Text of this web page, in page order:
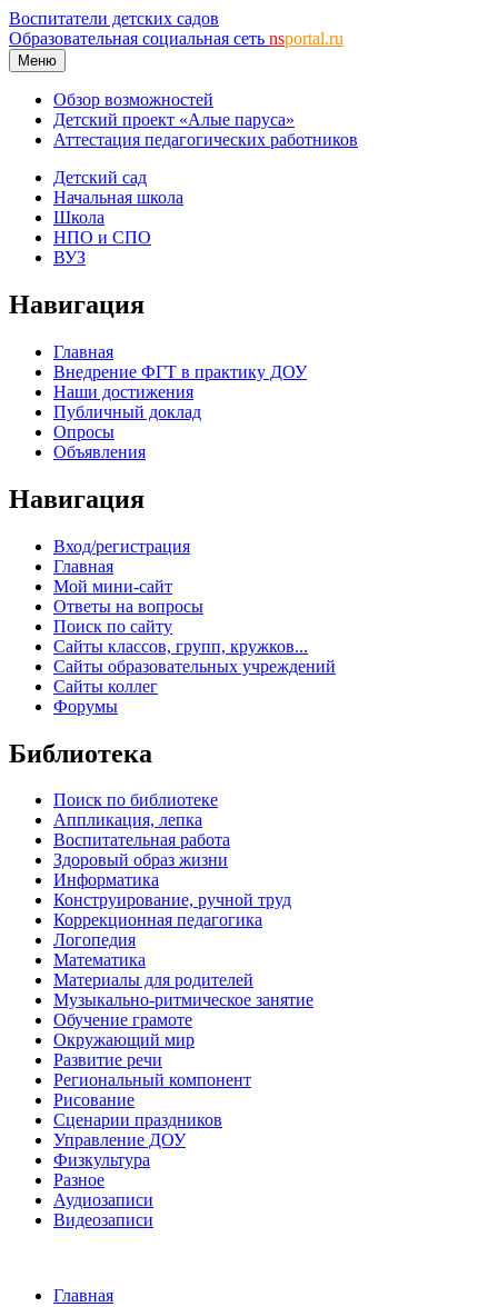
Воспитатели детских садов
Образовательная социальная сеть nsportal.ru
Меню
Обзор возможностей
Детский проект «Алые паруса»
Аттестация педагогических работников
Детский сад
Начальная школа
Школа
НПО и СПО
ВУЗ
Навигация
Главная
Внедрение ФГТ в практику ДОУ
Наши достижения
Публичный доклад
Опросы
Объявления
Навигация
Вход/регистрация
Главная
Мой мини-сайт
Ответы на вопросы
Поиск по сайту
Сайты классов, групп, кружков...
Сайты образовательных учреждений
Сайты коллег
Форумы
Библиотека
Поиск по библиотеке
Аппликация, лепка
Воспитательная работа
Здоровый образ жизни
Информатика
Конструирование, ручной труд
Коррекционная педагогика
Логопедия
Математика
Материалы для родителей
Музыкально-ритмическое занятие
Обучение грамоте
Окружающий мир
Развитие речи
Региональный компонент
Рисование
Сценарии праздников
Управление ДОУ
Физкультура
Разное
Аудиозаписи
Видеозаписи
Главная